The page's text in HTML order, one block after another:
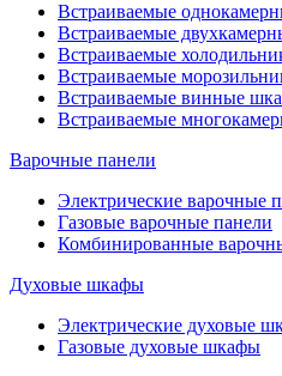
Встраиваемые
Встраиваемые
Встраиваемые
Встраиваемые
Встраиваемые винные
Встраиваемые
Варочные панели
Электрические варочные
Газовые варочные панели
Комбинированные
Духовые шкафы
Электрические духовые
Газовые духовые шкафы